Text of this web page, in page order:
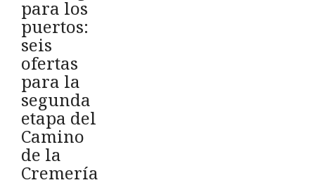
para los
puertos:
seis
ofertas
para la
segunda
etapa del
Camino
de la
Cremería